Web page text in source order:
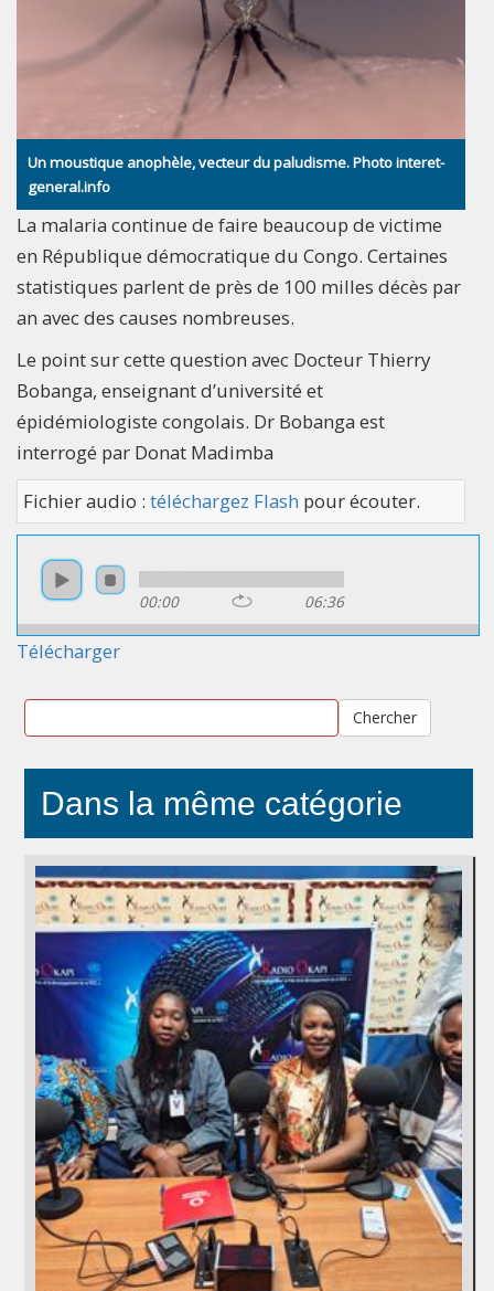
Un moustique anophèle, vecteur du paludisme. Photo interet-
general.info
La malaria continue de faire beaucoup de victime
en République démocratique du Congo. Certaines
statistiques parlent de près de 100 milles décès par
an avec des causes nombreuses.
Le point sur cette question avec Docteur Thierry
Bobanga, enseignant d’université et
épidémiologiste congolais. Dr Bobanga est
interrogé par Donat Madimba
Fichier audio : téléchargez Flash pour écouter.
00:00 06:36
Télécharger
Chercher
Dans la même catégorie